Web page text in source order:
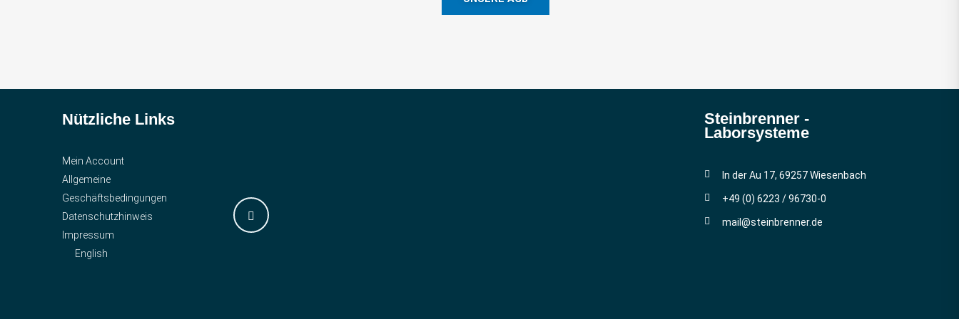
Nützliche Links
Mein Account
Allgemeine
Geschäftsbedingungen
Datenschutzhinweis
Impressum
English
Steinbrenner ­
Laborsysteme
In der Au 17, 69257 Wiesenbach
+49 (0) 6223 / 96730-0
mail@steinbrenner.de